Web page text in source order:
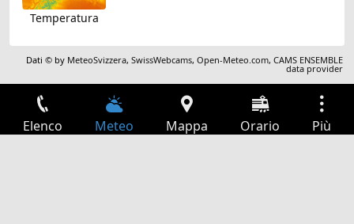
Temperatura
Dati © by MeteoSvizzera,SwissWebcams,Open-Meteo.com,CAMS ENSEMBLE
data provider
Elenco Meteo Mappa Orario Più